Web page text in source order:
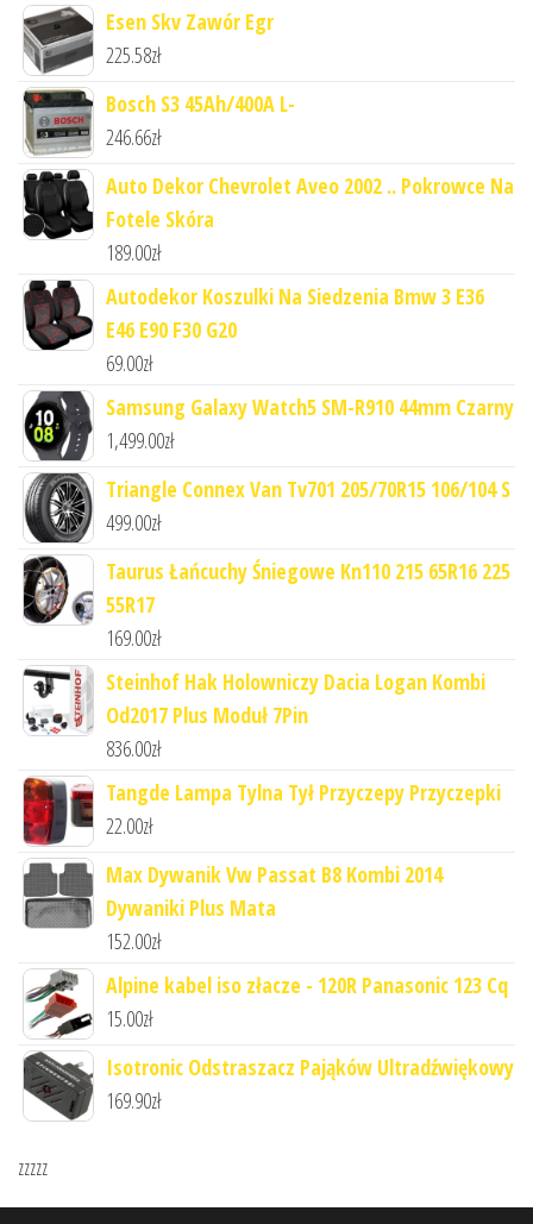
Esen Skv Zawór Egr
225.58zł
Bosch S3 45Ah/400A L-
246.66zł
Auto Dekor Chevrolet Aveo 2002 .. Pokrowce Na
Fotele Skóra
189.00zł
Autodekor Koszulki Na Siedzenia Bmw 3 E36
E46 E90 F30 G20
69.00zł
Samsung Galaxy Watch5 SM-R910 44mm Czarny
1,499.00zł
Triangle Connex Van Tv701 205/70R15 106/104 S
499.00zł
Taurus Łańcuchy Śniegowe Kn110 215 65R16 225
55R17
169.00zł
Steinhof Hak Holowniczy Dacia Logan Kombi
Od2017 Plus Moduł 7Pin
836.00zł
Tangde Lampa Tylna Tył Przyczepy Przyczepki
22.00zł
Max Dywanik Vw Passat B8 Kombi 2014
Dywaniki Plus Mata
152.00zł
Alpine kabel iso złacze - 120R Panasonic 123 Cq
15.00zł
Isotronic Odstraszacz Pająków Ultradźwiękowy
169.90zł
zzzzz